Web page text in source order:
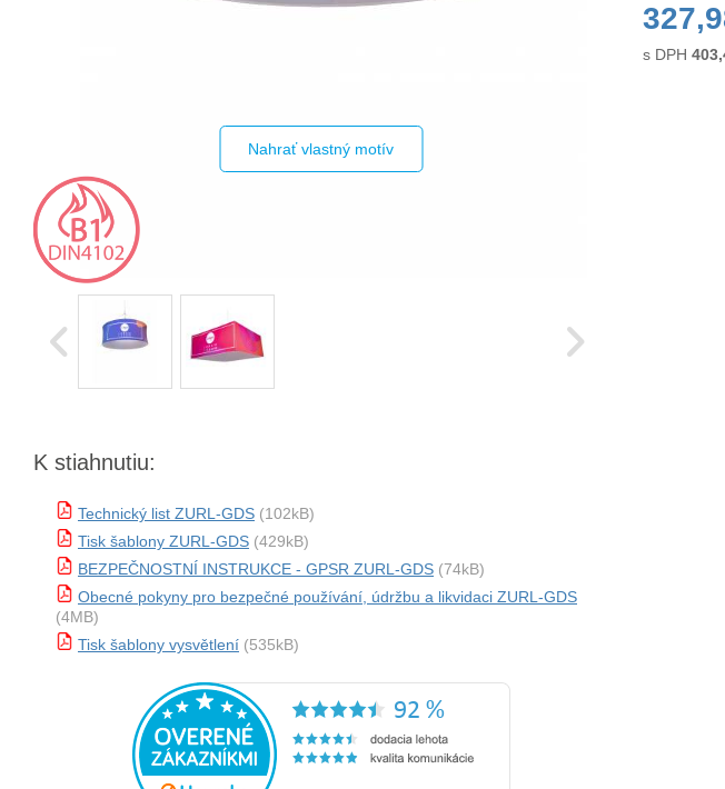
Nahrať vlastný motív
K stiahnutiu:
Technický list ZURL-GDS (102kB)
Tisk šablony ZURL-GDS (429kB)
BEZPEČNOSTNÍ INSTRUKCE - GPSR ZURL-GDS (74kB)
Obecné pokyny pro bezpečné používání, údržbu a likvidaci ZURL-GDS
(4MB)
Tisk šablony vysvětlení (535kB)
s DPH